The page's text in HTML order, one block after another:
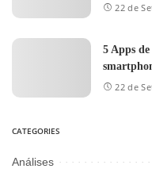
22 de
5 Apps
22 de
CATEGORIES
Análises